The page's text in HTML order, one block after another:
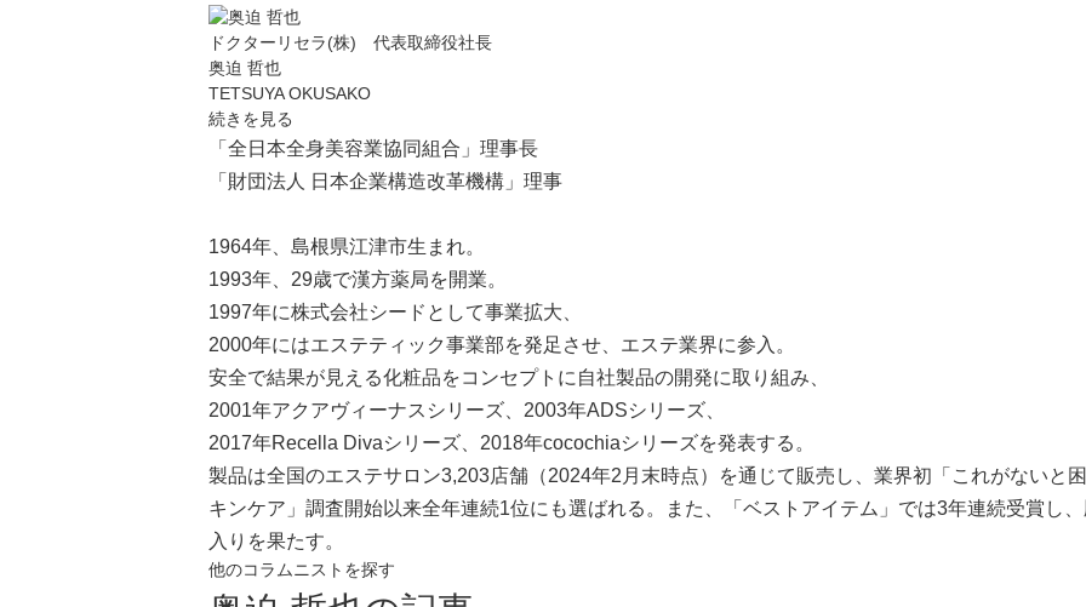
ドクターリセラ(株) 代表取締役社長
奥迫 哲也
TETSUYA OKUSAKO
続きを見る
「全日本全身美容業協同組合」理事長
「財団法人 日本企業構造改革機構」理事
1964年、島根県江津市生まれ。
1993年、29歳で漢方薬局を開業。
1997年に株式会社シードとして事業拡大、
2000年にはエステティック事業部を発足させ、エステ業界に参入。
安全で結果が見える化粧品をコンセプトに自社製品の開発に取り組み、
2001年アクアヴィーナスシリーズ、2003年ADSシリーズ、
2017年Recella Divaシリーズ、2018年cocochiaシリーズを発表する。
製品は全国のエステサロン3,203店舗（2024年2月末時点）を通じて販売し、業界初「これがないと
キンケア」調査開始以来全年連続1位にも選ばれる。また、「ベストアイテム」では3年連続受賞し
入りを果たす。
他のコラムニストを探す